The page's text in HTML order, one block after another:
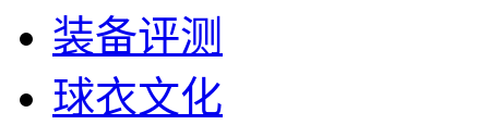
装备评测
球衣文化